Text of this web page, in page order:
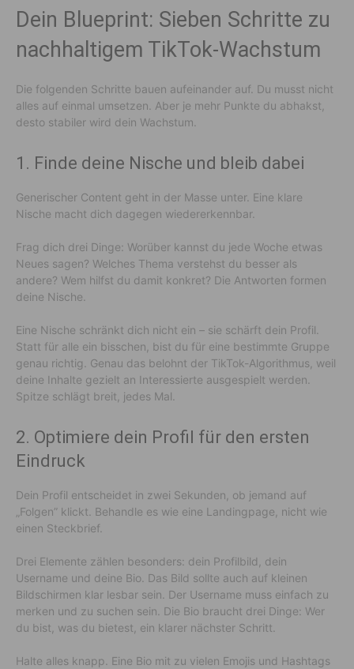
Dein Blueprint: Sieben Schritte zu
nachhaltigem TikTok-Wachstum
Die folgenden Schritte bauen aufeinander auf. Du musst nicht
alles auf einmal umsetzen. Aber je mehr Punkte du abhakst,
desto stabiler wird dein Wachstum.
1. Finde deine Nische und bleib dabei
Generischer Content geht in der Masse unter. Eine klare
Nische macht dich dagegen wiedererkennbar.
Frag dich drei Dinge: Worüber kannst du jede Woche etwas
Neues sagen? Welches Thema verstehst du besser als
andere? Wem hilfst du damit konkret? Die Antworten formen
deine Nische.
Eine Nische schränkt dich nicht ein – sie schärft dein Profil.
Statt für alle ein bisschen, bist du für eine bestimmte Gruppe
genau richtig. Genau das belohnt der TikTok-Algorithmus, weil
deine Inhalte gezielt an Interessierte ausgespielt werden.
Spitze schlägt breit, jedes Mal.
2. Optimiere dein Profil für den ersten
Eindruck
Dein Profil entscheidet in zwei Sekunden, ob jemand auf
„Folgen” klickt. Behandle es wie eine Landingpage, nicht wie
einen Steckbrief.
Drei Elemente zählen besonders: dein Profilbild, dein
Username und deine Bio. Das Bild sollte auch auf kleinen
Bildschirmen klar lesbar sein. Der Username muss einfach zu
merken und zu suchen sein. Die Bio braucht drei Dinge: Wer
du bist, was du bietest, ein klarer nächster Schritt.
Halte alles knapp. Eine Bio mit zu vielen Emojis und Hashtags